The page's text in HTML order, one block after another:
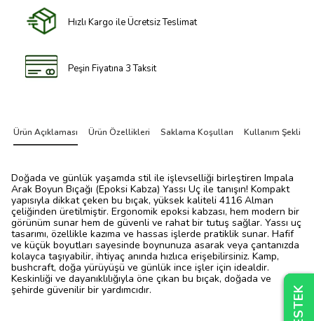
Hızlı Kargo ile Ücretsiz Teslimat
Peşin Fiyatına 3 Taksit
Ürün Açıklaması Ürün Özellikleri Saklama Koşulları Kullanım Şekli
Doğada ve günlük yaşamda stil ile işlevselliği birleştiren Impala
Arak Boyun Bıçağı (Epoksi Kabza) Yassı Uç ile tanışın! Kompakt
yapısıyla dikkat çeken bu bıçak, yüksek kaliteli 4116 Alman
çeliğinden üretilmiştir. Ergonomik epoksi kabzası, hem modern bir
görünüm sunar hem de güvenli ve rahat bir tutuş sağlar. Yassı uç
tasarımı, özellikle kazıma ve hassas işlerde pratiklik sunar. Hafif
ve küçük boyutları sayesinde boynunuza asarak veya çantanızda
kolayca taşıyabilir, ihtiyaç anında hızlıca erişebilirsiniz. Kamp,
bushcraft, doğa yürüyüşü ve günlük ince işler için idealdir.
Keskinliği ve dayanıklılığıyla öne çıkan bu bıçak, doğada ve
şehirde güvenilir bir yardımcıdır.